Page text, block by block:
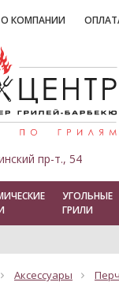
О КОМПАНИИ
пр-т., 54
УГОЛЬНЫЕ
ГРИЛИ
Аксессуары